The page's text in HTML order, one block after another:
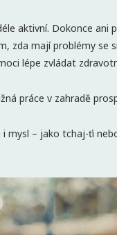
aktivní. Dokonce ani
zda mají problémy se
lépe zvládat
práce v zahradě
mysl – jako tchaj-ťi